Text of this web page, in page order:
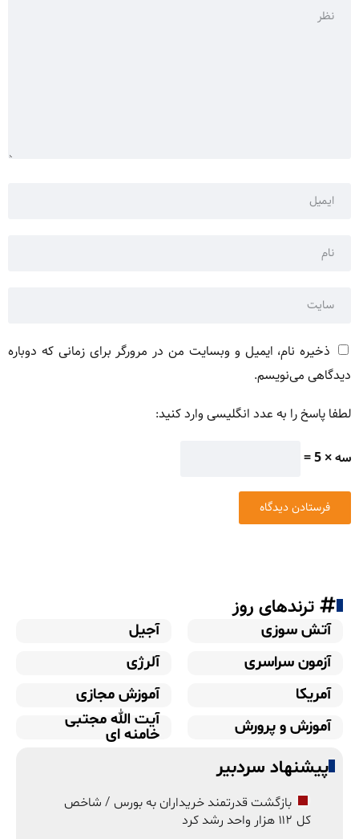
ذخیره نام، ایمیل و وبسایت من در مرورگر برای زمانی که دوباره
دیدگاهی می‌نویسم.
لطفا پاسخ را به عدد انگلیسی وارد کنید:
سه × 5 =
ترندهای روز
آتش سوزی
آجیل
آزمون سراسری
آلرژی
آمریکا
آموزش مجازی
آموزش و پرورش
آیت الله مجتبی
خامنه ای
پیشنهاد سردبیر
بازگشت قدرتمند خریداران به بورس / شاخص
کل ۱۱۲ هزار واحد رشد کرد